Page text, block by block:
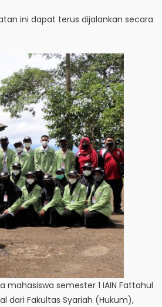
ini dapat terus dijalankan secara
semester 1 IAIN Fattahul
dari Fakultas Syariah (Hukum),